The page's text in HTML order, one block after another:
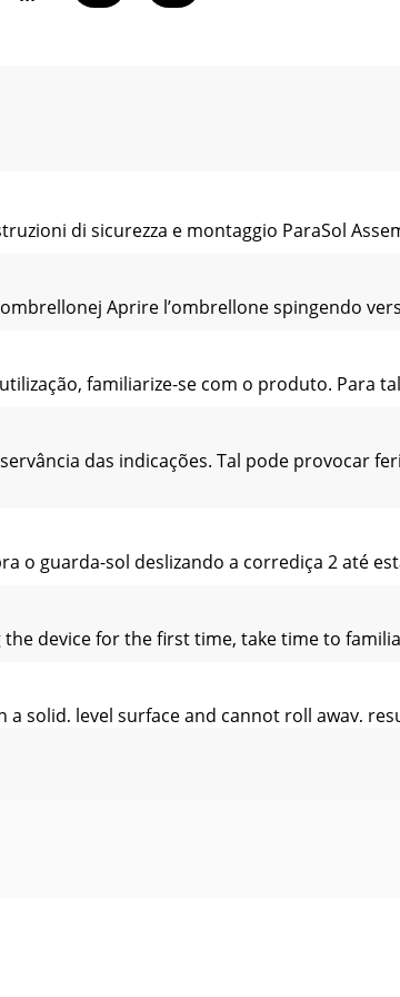
di sicurezza e montaggio ParaSol
Aprire l’ombrellone spingendo
familiarize-se com o produto. Para
das indicações. Tal pode provocar
o guarda-sol deslizando a corrediça 2 até
device for the ﬁrst time, take time to
a solid, level surface and cannot roll away,
dem ersten Ge-brauch mit dem Produkt